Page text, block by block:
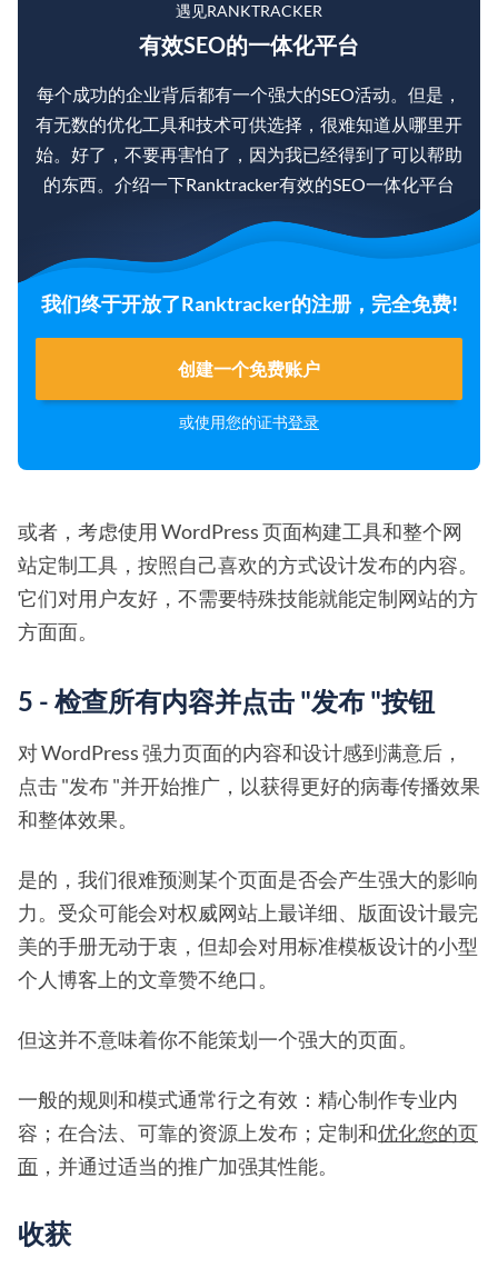
遇见RANKTRACKER
有效SEO的一体化平台
每个成功的企业背后都有一个强大的SEO活动。但是，
有无数的优化工具和技术可供选择，很难知道从哪里开
始。好了，不要再害怕了，因为我已经得到了可以帮助
的东西。介绍一下Ranktracker有效的SEO一体化平台
我们终于开放了Ranktracker的注册，完全免费!
创建一个免费账户
或使用您的证书登录
或者，考虑使用 WordPress 页面构建工具和整个网
站定制工具，按照自己喜欢的方式设计发布的内容。
它们对用户友好，不需要特殊技能就能定制网站的方
方面面。
5 - 检查所有内容并点击 "发布 "按钮
对 WordPress 强力页面的内容和设计感到满意后，
点击 "发布 "并开始推广，以获得更好的病毒传播效果
和整体效果。
是的，我们很难预测某个页面是否会产生强大的影响
力。受众可能会对权威网站上最详细、版面设计最完
美的手册无动于衷，但却会对用标准模板设计的小型
个人博客上的文章赞不绝口。
但这并不意味着你不能策划一个强大的页面。
一般的规则和模式通常行之有效：精心制作专业内
容；在合法、可靠的资源上发布；定制和优化您的页
面 ，并通过适当的推广加强其性能。
收获